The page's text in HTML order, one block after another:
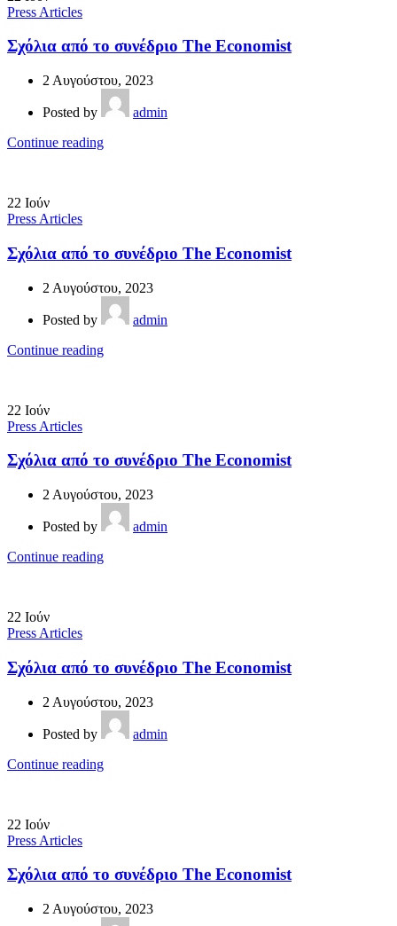
Press Articles
Σχόλια από το συνέδριο The Economist
2 Αυγούστου, 2023
Posted by
admin
Continue reading
22 Ιούν
Press Articles
Σχόλια από το συνέδριο The Economist
2 Αυγούστου, 2023
Posted by
admin
Continue reading
22 Ιούν
Press Articles
Σχόλια από το συνέδριο The Economist
2 Αυγούστου, 2023
Posted by
admin
Continue reading
22 Ιούν
Press Articles
Σχόλια από το συνέδριο The Economist
2 Αυγούστου, 2023
Posted by
admin
Continue reading
22 Ιούν
Press Articles
Σχόλια από το συνέδριο The Economist
2 Αυγούστου, 2023